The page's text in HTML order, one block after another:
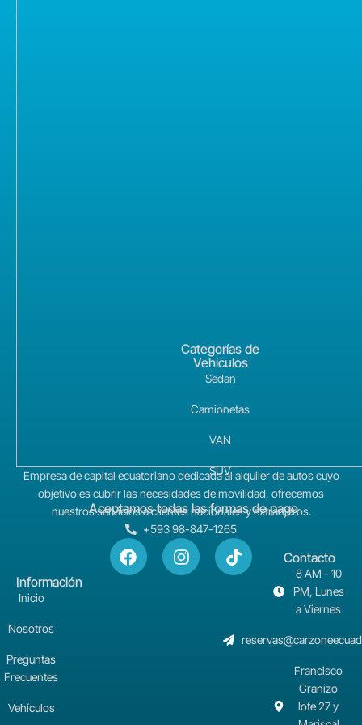
Empresa de capital ecuatoriano dedicada al alquiler de autos cuyo
objetivo es cubrir las necesidades de movilidad, ofrecemos
nuestros servicios a clientes nacionales y extranjeros.
+593 98-847-1265
Aceptamos todas las formas de pago
Información
Inicio
Nosotros
Preguntas
Frecuentes
Vehículos
Categorías de
Vehículos
Sedan
Camionetas
VAN
SUV
Contacto
8 AM - 10
PM, Lunes
a Viernes
Francisco
Granizo
lote 27 y